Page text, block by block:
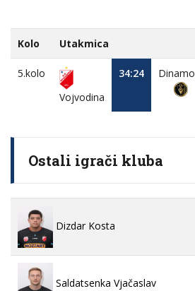
Kolo Utakmica
5.kolo
Vojvodina
34:24 Dinamo
Ostali igrači kluba
Dizdar Kosta
Saldatsenka Vjačaslav